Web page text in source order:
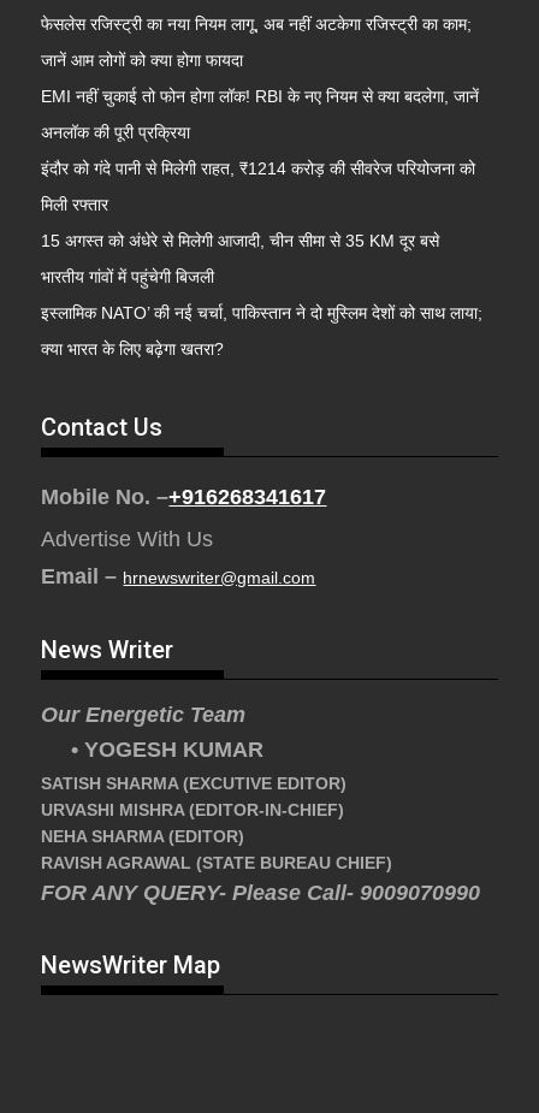
फेसलेस रजिस्ट्री का नया नियम लागू, अब नहीं अटकेगा रजिस्ट्री का काम;
जानें आम लोगों को क्या होगा फायदा
EMI नहीं चुकाई तो फोन होगा लॉक! RBI के नए नियम से क्या बदलेगा, जानें
अनलॉक की पूरी प्रक्रिया
इंदौर को गंदे पानी से मिलेगी राहत, ₹1214 करोड़ की सीवरेज परियोजना को
मिली रफ्तार
15 अगस्त को अंधेरे से मिलेगी आजादी, चीन सीमा से 35 KM दूर बसे
भारतीय गांवों में पहुंचेगी बिजली
इस्लामिक NATO’ की नई चर्चा, पाकिस्तान ने दो मुस्लिम देशों को साथ लाया;
क्या भारत के लिए बढ़ेगा खतरा?
Contact Us
Mobile No. –+916268341617
Advertise With Us
Email – hrnewswriter@gmail.com
News Writer
Our Energetic Team
• YOGESH KUMAR
SATISH SHARMA (EXCUTIVE EDITOR)
URVASHI MISHRA (EDITOR-IN-CHIEF)
NEHA SHARMA (EDITOR)
RAVISH AGRAWAL (STATE BUREAU CHIEF)
FOR ANY QUERY- Please Call- 9009070990
NewsWriter Map